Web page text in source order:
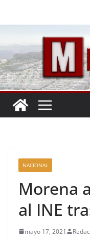
NACIONAL
Morena
al INE
mayo 17, 2021